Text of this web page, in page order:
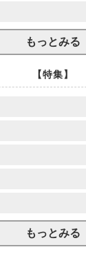
もっとみる
【特集】
もっとみる